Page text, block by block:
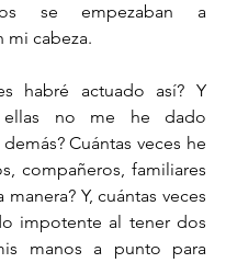
se empezaban a
mi cabeza.
habré actuado así? Y
ellas no me he dado
Cuántas veces he
compañeros, familiares
manera? Y, cuántas veces
impotente al tener dos
manos a punto para